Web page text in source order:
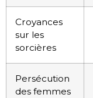
Croyances
sur les
sorcières
Persécution
des femmes